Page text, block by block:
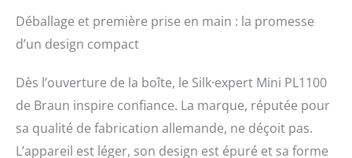
analyse vos variations de
chaque partie du corps]
Avec Skin-Protection LITE,
professionnelle qui
assure un traitement
Déballage et première prise en main : la promesse
d’un design compact
Dès l’ouverture de la boîte, le Silk·expert Mini PL1100
de Braun inspire confiance. La marque, réputée pour
sa qualité de fabrication allemande, ne déçoit pas.
L’appareil est léger, son design est épuré et sa forme